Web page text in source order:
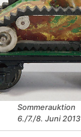
Sommerauktion
6./7./8. Juni 2013